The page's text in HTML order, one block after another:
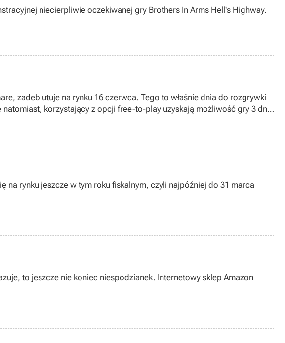
niecierpliwie oczekiwanej gry Brothers In Arms Hell's Highway.
zadebiutuje na rynku 16 czerwca. Tego to właśnie dnia do rozgrywki
korzystający z opcji free-to-play uzyskają możliwość gry 3 dni
na rynku jeszcze w tym roku fiskalnym, czyli najpóźniej do 31 marca
to jeszcze nie koniec niespodzianek. Internetowy sklep Amazon